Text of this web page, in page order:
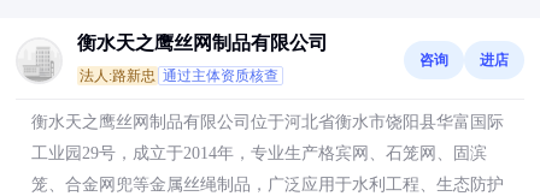
衡水天之鹰丝网制品有限公司
法人:路新忠 通过主体资质核查
咨询 进店
衡水天之鹰丝网制品有限公司位于河北省衡水市饶阳县华富国际
工业园29号，成立于2014年，专业生产格宾网、石笼网、固滨
笼、合金网兜等金属丝绳制品，广泛应用于水利工程、生态防护